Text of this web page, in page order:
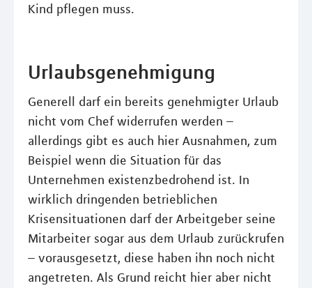
Kind pflegen muss.
Urlaubsgenehmigung
Generell darf ein bereits genehmigter Urlaub
nicht vom Chef widerrufen werden –
allerdings gibt es auch hier Ausnahmen, zum
Beispiel wenn die Situation für das
Unternehmen existenzbedrohend ist. In
wirklich dringenden betrieblichen
Krisensituationen darf der Arbeitgeber seine
Mitarbeiter sogar aus dem Urlaub zurückrufen
– vorausgesetzt, diese haben ihn noch nicht
angetreten. Als Grund reicht hier aber nicht